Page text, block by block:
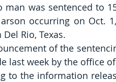
man was sentenced to
occurring on Oct.
Rio, Texas.
of the
last week by the office
to the information